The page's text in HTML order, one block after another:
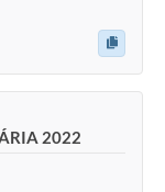
2022